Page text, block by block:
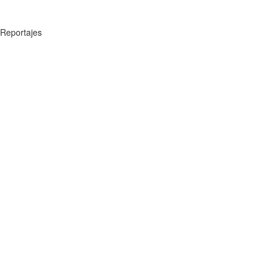
Reportajes